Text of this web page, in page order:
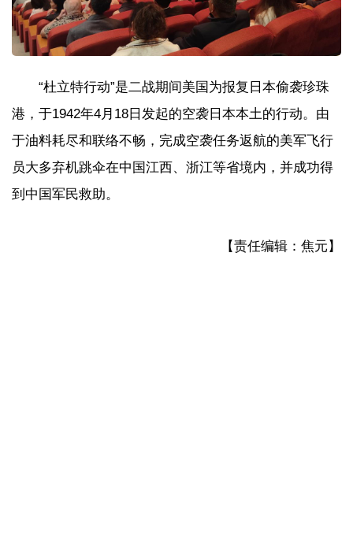
“杜立特行动”是二战期间美国为报复日本偷袭珍珠
港，于1942年4月18日发起的空袭日本本土的行动。由
于油料耗尽和联络不畅，完成空袭任务返航的美军飞行
员大多弃机跳伞在中国江西、浙江等省境内，并成功得
到中国军民救助。
【责任编辑：焦元】